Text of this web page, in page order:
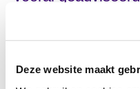
Deze website maakt
altijd te